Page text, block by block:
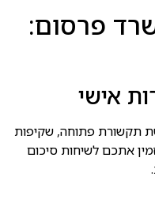
פרסום:
אישי
תקשורת פתוחה, שקיפות
אתכם לשיחות סיכום